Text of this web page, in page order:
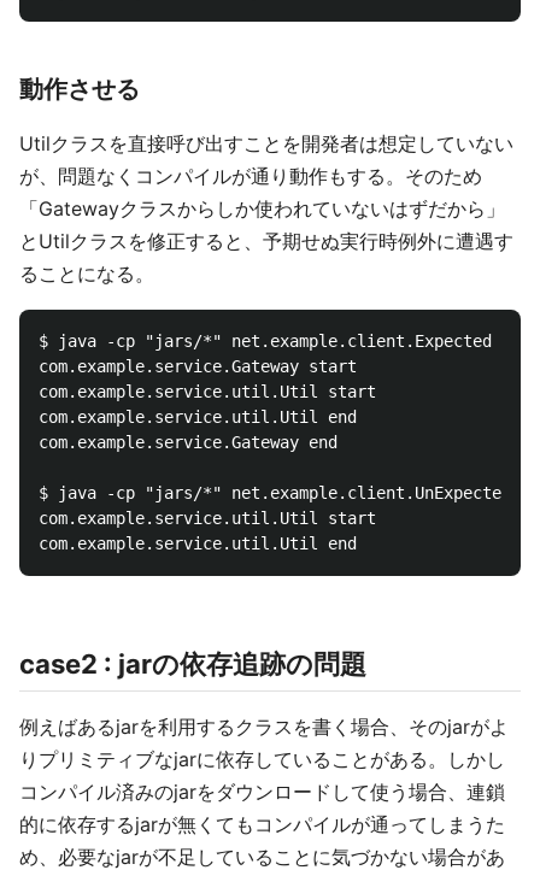
動作させる
Utilクラスを直接呼び出すことを開発者は想定していない
が、問題なくコンパイルが通り動作もする。そのため
「Gatewayクラスからしか使われていないはずだから」
とUtilクラスを修正すると、予期せぬ実行時例外に遭遇す
ることになる。
$ java -cp "jars/*" net.example.client.Expected
com.example.service.Gateway start
com.example.service.util.Util start
com.example.service.util.Util end
com.example.service.Gateway end
$ java -cp "jars/*" net.example.client.UnExpected
com.example.service.util.Util start
case2 : jarの依存追跡の問題
例えばあるjarを利用するクラスを書く場合、そのjarがよ
りプリミティブなjarに依存していることがある。しかし
コンパイル済みのjarをダウンロードして使う場合、連鎖
的に依存するjarが無くてもコンパイルが通ってしまうた
め、必要なjarが不足していることに気づかない場合があ